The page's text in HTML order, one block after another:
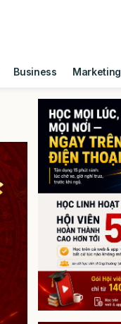
Business Marketing